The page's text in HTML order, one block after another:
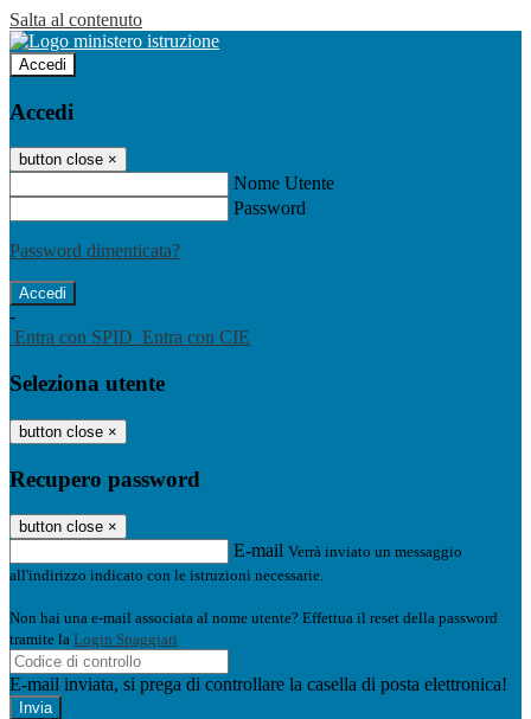
Salta al contenuto
Accedi
Accedi
button close ×
Nome Utente
Password
Password dimenticata?
-
Entra con SPID Entra con CIE
Seleziona utente
button close ×
Recupero password
button close ×
E-mail Verrà inviato un messaggio
all'indirizzo indicato con le istruzioni necessarie.
Non hai una e-mail associata al nome utente? Effettua il reset della password
tramite la Login Spaggiari
E-mail inviata, si prega di controllare la casella di posta elettronica!